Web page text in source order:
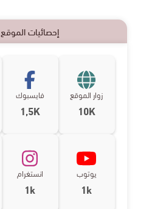
إحصائيات الموقع
زوار الموقع
10K
فايسبوك
1,5K
يوتوب
1k
انستغرام
1k